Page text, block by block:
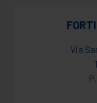
Via